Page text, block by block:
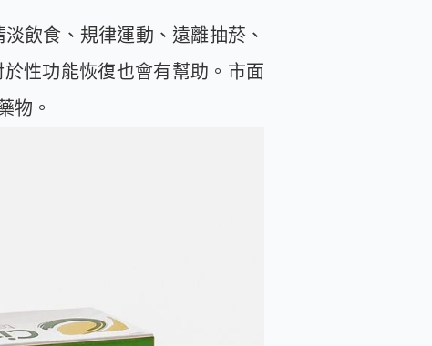
飲食、規律運動、遠離抽菸、
性功能恢復也會有幫助。市面
物。